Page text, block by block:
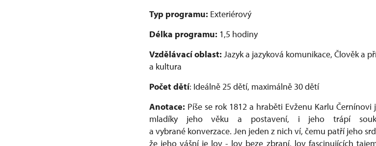
Typ programu: Exteriérový
Délka programu: 1,5 hodiny
Vzdělávací oblast: Jazyk a jazyková komunikace, Člověk a
a kultura
Počet dětí: Ideálně 25 dětí, maximálně 30 dětí
Anotace: Píše se rok 1812 a hraběti Evženu Karlu
mladíky jeho věku a postavení, i jeho trápí
a vybrané konverzace. Jen jeden z nich ví, čemu patří jeho
že jeho vášní je lov - lov beze zbraní, lov fascinujících